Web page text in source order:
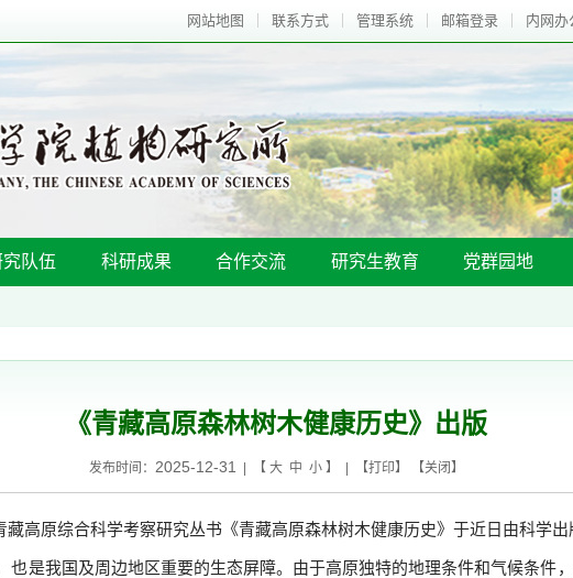
网站地图 联系方式 管理系统 邮箱登录 内网办
究队伍 科研成果 合作交流 研究生教育 党群园地
《青藏高原森林树木健康历史》出版
发布时间： 2025-12-31 | 【 大 中 小】 | 【打印】 【关闭 】
藏高原综合科学考察研究丛书《青藏高原森林树木健康历史》于近日由科学
也是我国及周边地区重要的生态屏障。由于高原独特的地理条件和气候条件